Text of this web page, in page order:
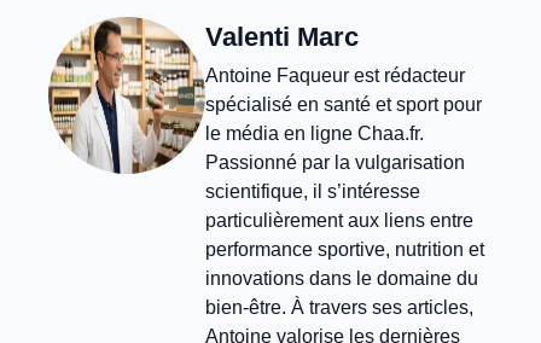
Valenti Marc
Antoine Faqueur est rédacteur
spécialisé en santé et sport pour
le média en ligne Chaa.fr.
Passionné par la vulgarisation
scientifique, il s’intéresse
particulièrement aux liens entre
performance sportive, nutrition et
innovations dans le domaine du
bien-être. À travers ses articles,
Antoine valorise les dernières